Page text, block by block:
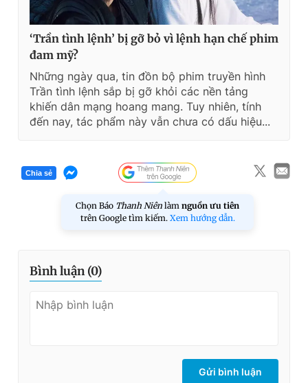
‘Trần tình lệnh’ bị gỡ bỏ vì lệnh hạn chế phim
đam mỹ?
Những ngày qua, tin đồn bộ phim truyền hình
Trần tình lệnh sắp bị gỡ khỏi các nền tảng
khiến dân mạng hoang mang. Tuy nhiên, tính
đến nay, tác phẩm này vẫn chưa có dấu hiệu...
Chia sẻ
Chọn Báo Thanh Niên làm nguồn ưu tiên
trên Google tìm kiếm. Xem hướng dẫn.
Bình luận (0)
Gửi bình luận